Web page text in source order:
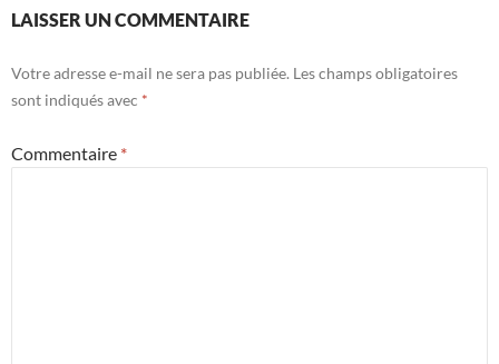
LAISSER UN COMMENTAIRE
Votre adresse e-mail ne sera pas publiée. Les champs obligatoires
sont indiqués avec *
Commentaire *